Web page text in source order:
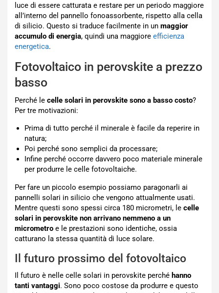
luce di essere catturata e restare per un periodo maggiore
all’interno del pannello fonoassorbente, rispetto alla cella
di silicio. Questo si traduce facilmente in un maggior
accumulo di energia, quindi una maggiore efficienza
energetica.
Fotovoltaico in perovskite a prezzo
basso
Perché le celle solari in perovskite sono a basso costo?
Per tre motivazioni:
Prima di tutto perché il minerale è facile da reperire in
natura;
Poi perché sono semplici da processare;
Infine perché occorre davvero poco materiale minerale
per produrre le celle fotovoltaiche.
Per fare un piccolo esempio possiamo paragonarli ai
pannelli solari in silicio che vengono attualmente usati.
Mentre questi sono spessi circa 180 micrometri, le celle
solari in perovskite non arrivano nemmeno a un
micrometro e le prestazioni sono identiche, ossia
catturano la stessa quantità di luce solare.
Il futuro prossimo del fotovoltaico
Il futuro è nelle celle solari in perovskite perché hanno
tanti vantaggi. Sono poco costose da produrre e questo